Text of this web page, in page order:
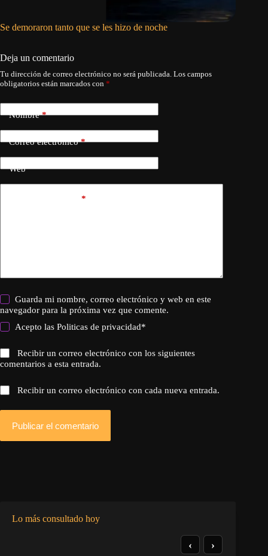
Se demoraron tanto que se les hizo de noche
Deja un comentario
Tu dirección de correo electrónico no será publicada. Los campos
obligatorios están marcados con *
Nombre*
Correo electrónico*
Web
*
Guarda mi nombre, correo electrónico y web en este
navegador para la próxima vez que comente.
Acepto lasPoliticas de privacidad*
Recibir un correo electrónico con los siguientes
comentarios a esta entrada.
Recibir un correo electrónico con cada nueva entrada.
Publicar el comentario
Lo más consultado hoy
‹ ›